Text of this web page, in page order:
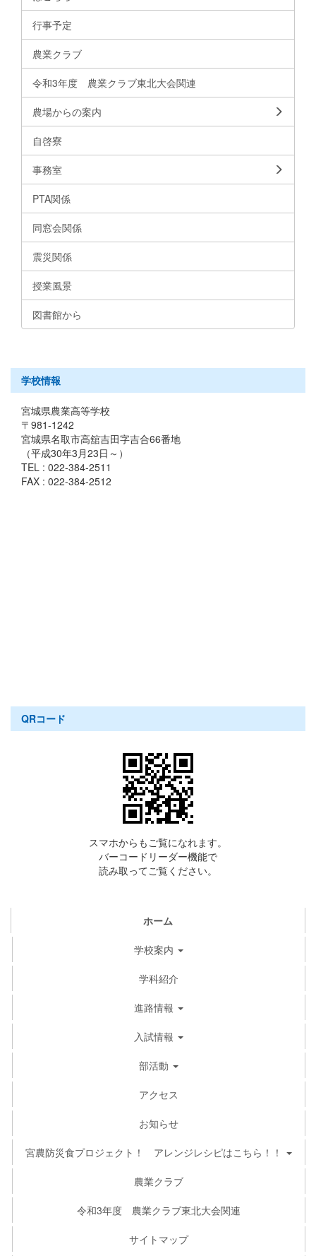
行事予定
農業クラブ
令和3年度 農業クラブ東北大会関連
農場からの案内
自啓寮
事務室
PTA関係
同窓会関係
震災関係
授業風景
図書館から
学校情報
宮城県農業高等学校
〒981-1242
宮城県名取市高舘吉田字吉合66番地
（平成30年3月23日～）
TEL : 022-384-2511
FAX : 022-384-2512
QRコード
スマホからもご覧になれます。
バーコードリーダー機能で
読み取ってご覧ください。
ホーム
学校案内
学科紹介
進路情報
入試情報
部活動
アクセス
お知らせ
宮農防災食プロジェクト！ アレンジレシピはこちら！！
農業クラブ
令和3年度 農業クラブ東北大会関連
サイトマップ